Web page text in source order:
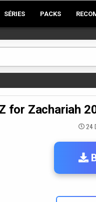
SÉRIES PACKS
for Zachariah
24